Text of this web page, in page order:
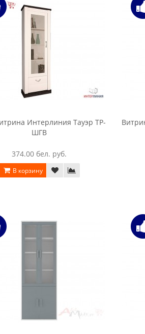
Интерлиния Тауэр ТР-
ШГВ
374.00 бел. руб.
В корзину